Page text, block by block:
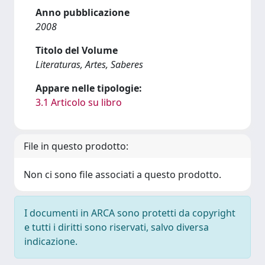
Anno pubblicazione
2008
Titolo del Volume
Literaturas, Artes, Saberes
Appare nelle tipologie:
3.1 Articolo su libro
File in questo prodotto:
Non ci sono file associati a questo prodotto.
I documenti in ARCA sono protetti da copyright
e tutti i diritti sono riservati, salvo diversa
indicazione.